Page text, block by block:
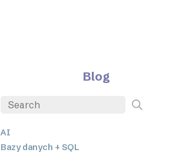
Blog
AI
Bazy danych + SQL